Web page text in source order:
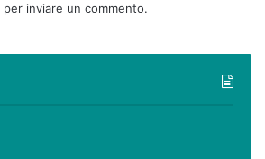
per inviare un commento.